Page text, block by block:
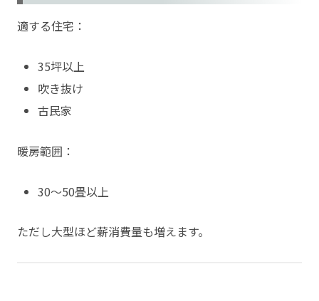
適する住宅：
35坪以上
吹き抜け
古民家
暖房範囲：
30〜50畳以上
ただし大型ほど薪消費量も増えます。